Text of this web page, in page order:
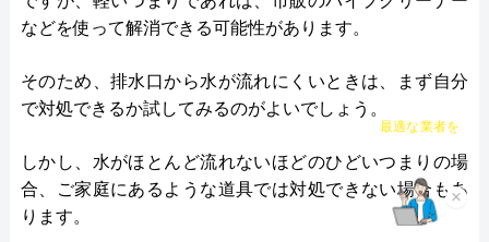
などを使って解消できる可能性があります。
そのため、排水口から水が流れにくいときは、まず自分
で対処できるか試してみるのがよいでしょう。
しかし、水がほとんど流れないほどのひどいつまりの場
合、ご家庭にあるような道具では対処できない場合もあ
ります。
×
チャット診断で
最適な業者を